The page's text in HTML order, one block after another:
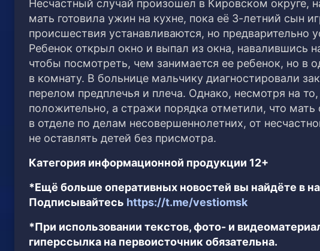
Несчастный случай произошел в Кировском округе,
мать готовила ужин на кухне, пока её 3-летний сын
происшествия устанавливаются, но предварительно
Ребенок открыл окно и выпал из окна, навалившись
чтобы посмотреть, чем занимается ее ребенок, но
в комнату. В больнице мальчику диагностировали
перелом предплечья и плеча. Однако, несмотря на
положительно, а стражи порядка отметили, что
в отделе по делам несовершеннолетних, от
не оставлять детей без присмотра.
Категория информационной продукции 12+
*Ещё больше оперативных новостей вы найдёте в
Подписывайтесь https://t.me/vestiomsk
*При использовании текстов, фото- и
гиперссылка на первоисточник обязательна.